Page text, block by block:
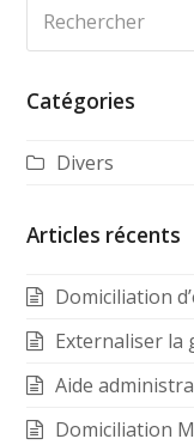
Catégories
Divers
Articles récents
Domiciliation
Externaliser la
Aide
Domiciliation